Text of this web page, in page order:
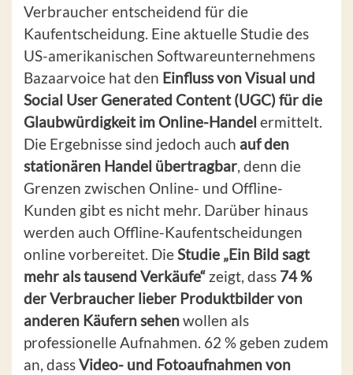
Verbraucher entscheidend für die
Kaufentscheidung. Eine aktuelle Studie des
US-amerikanischen Softwareunternehmens
Bazaarvoice hat den Einfluss von Visual und
Social User Generated Content (UGC) für die
Glaubwürdigkeit im Online-Handel ermittelt.
Die Ergebnisse sind jedoch auch auf den
stationären Handel übertragbar, denn die
Grenzen zwischen Online- und Offline-
Kunden gibt es nicht mehr. Darüber hinaus
werden auch Offline-Kaufentscheidungen
online vorbereitet. DieStudie „Ein Bild sagt
mehr als tausend Verkäufe“ zeigt, dass 74 %
der Verbraucher lieber Produktbilder von
anderen Käufern sehenwollen als
professionelle Aufnahmen. 62 % geben zudem
an, dassVideo- und Fotoaufnahmen von